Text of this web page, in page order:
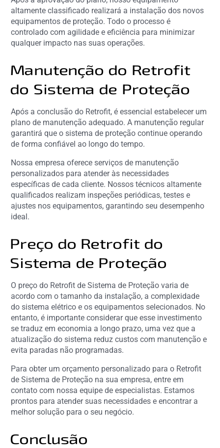
altamente classificado realizará a instalação dos novos
equipamentos de proteção. Todo o processo é
controlado com agilidade e eficiência para minimizar
qualquer impacto nas suas operações.
Manutenção do Retrofit
do Sistema de Proteção
Após a conclusão do Retrofit, é essencial estabelecer um
plano de manutenção adequado. A manutenção regular
garantirá que o sistema de proteção continue operando
de forma confiável ao longo do tempo.
Nossa empresa oferece serviços de manutenção
personalizados para atender às necessidades
específicas de cada cliente. Nossos técnicos altamente
qualificados realizam inspeções periódicas, testes e
ajustes nos equipamentos, garantindo seu desempenho
ideal.
Preço do Retrofit do
Sistema de Proteção
O preço do Retrofit de Sistema de Proteção varia de
acordo com o tamanho da instalação, a complexidade
do sistema elétrico e os equipamentos selecionados. No
entanto, é importante considerar que esse investimento
se traduz em economia a longo prazo, uma vez que a
atualização do sistema reduz custos com manutenção e
evita paradas não programadas.
Para obter um orçamento personalizado para o Retrofit
de Sistema de Proteção na sua empresa, entre em
contato com nossa equipe de especialistas. Estamos
prontos para atender suas necessidades e encontrar a
melhor solução para o seu negócio.
Conclusão